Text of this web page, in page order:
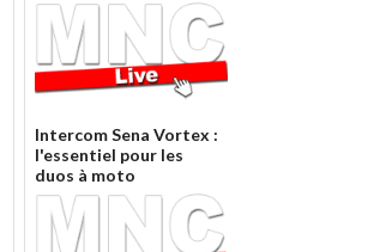
Intercom Sena Vortex :
l'essentiel pour les
duos à moto